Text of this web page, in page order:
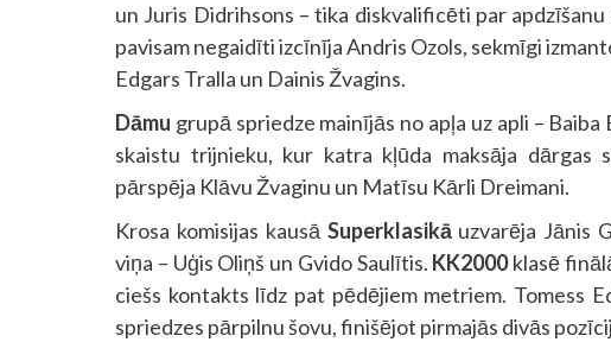
un Juris Didrihsons – tika diskvalificēti par
pavisam negaidīti izcīnīja Andris Ozols, sekmīgi
Edgars Tralla un Dainis Žvagins.
Dāmu grupā spriedze mainījās no apļa uz apli –
skaistu trijnieku, kur katra kļūda maksāja dārgas
pārspēja Klāvu Žvaginu un Matīsu Kārli Dreimani.
Krosa komisijas kausā Superklasikā uzvarēja Jānis
viņa – Uģis Oliņš un Gvido Saulītis. KK2000klasē
ciešs kontakts līdz pat pēdējiem metriem. Tomess
spriedzes pārpilnu šovu, finišējot pirmajās divās